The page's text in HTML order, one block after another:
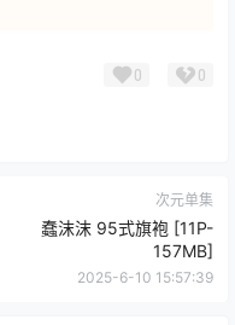
0 0
次元单集
蠢沫沫 95式旗袍 [11P-
157MB]
2025-6-10 15:57:39